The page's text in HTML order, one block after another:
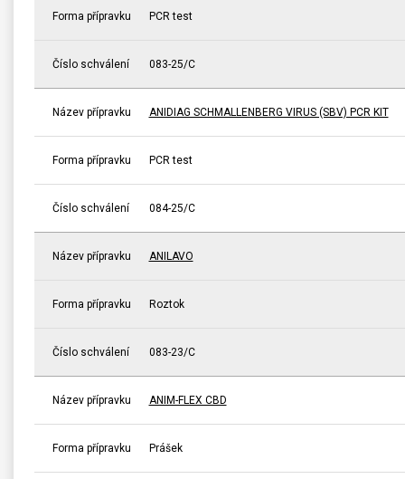
Forma přípravku PCR test
Číslo schválení 083-25/C
Název přípravku ANIDIAG SCHMALLENBERG VIRUS (SBV) PCR KIT
Forma přípravku PCR test
Číslo schválení 084-25/C
Název přípravku ANILAVO
Forma přípravku Roztok
Číslo schválení 083-23/C
Název přípravku ANIM-FLEX CBD
Forma přípravku Prášek